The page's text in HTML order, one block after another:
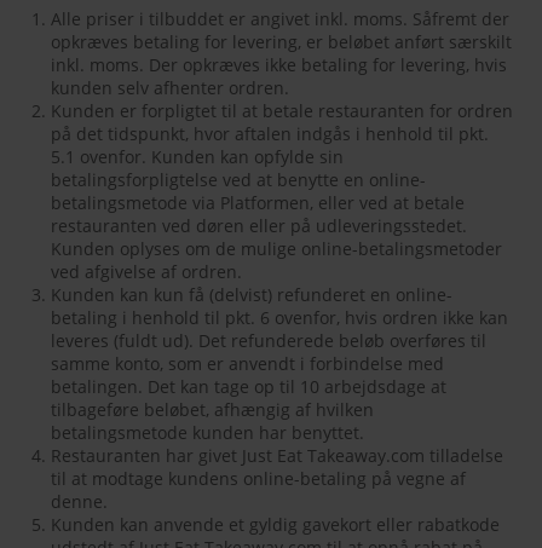
Alle priser i tilbuddet er angivet inkl. moms. Såfremt der
opkræves betaling for levering, er beløbet anført særskilt
inkl. moms. Der opkræves ikke betaling for levering, hvis
kunden selv afhenter ordren.
Kunden er forpligtet til at betale restauranten for ordren
på det tidspunkt, hvor aftalen indgås i henhold til pkt.
5.1 ovenfor. Kunden kan opfylde sin
betalingsforpligtelse ved at benytte en online-
betalingsmetode via Platformen, eller ved at betale
restauranten ved døren eller på udleveringsstedet.
Kunden oplyses om de mulige online-betalingsmetoder
ved afgivelse af ordren.
Kunden kan kun få (delvist) refunderet en online-
betaling i henhold til pkt. 6 ovenfor, hvis ordren ikke kan
leveres (fuldt ud). Det refunderede beløb overføres til
samme konto, som er anvendt i forbindelse med
betalingen. Det kan tage op til 10 arbejdsdage at
tilbageføre beløbet, afhængig af hvilken
betalingsmetode kunden har benyttet.
Restauranten har givet Just Eat Takeaway.com tilladelse
til at modtage kundens online-betaling på vegne af
denne.
Kunden kan anvende et gyldig gavekort eller rabatkode